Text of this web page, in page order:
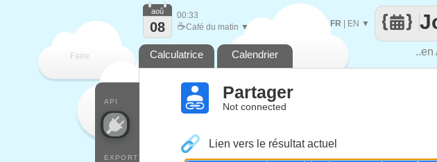
Faire ..en
FR EN ▼
API
EXPORT
aoû
08
00:33
☕Café du matin ▼
Calculatrice Calendrier
Partager
Not connected
Lien vers le résultat actuel